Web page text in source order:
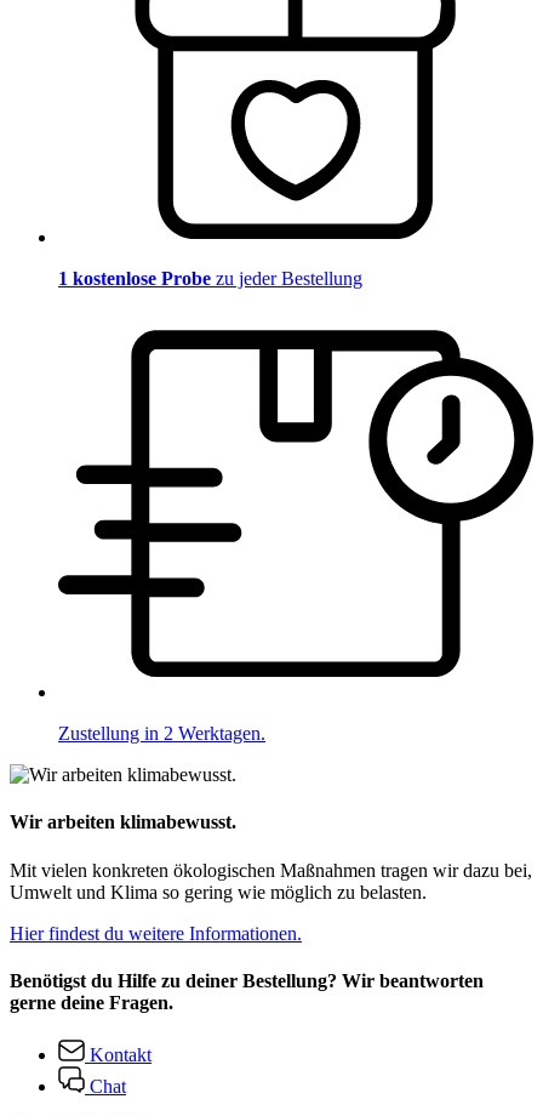
1 kostenlose Probe zu jeder Bestellung
Zustellung in 2 Werktagen.
Wir arbeiten klimabewusst.
Mit vielen konkreten ökologischen Maßnahmen tragen wir dazu bei,
Umwelt und Klima so gering wie möglich zu belasten.
Hier findest du weitere Informationen.
Benötigst du Hilfe zu deiner Bestellung? Wir beantworten
gerne deine Fragen.
Kontakt
Chat